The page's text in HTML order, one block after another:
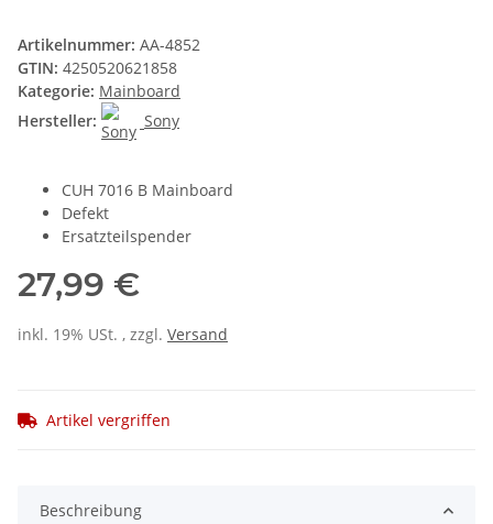
Artikelnummer: AA-4852
GTIN: 4250520621858
Kategorie: Mainboard
Hersteller:
Sony
CUH 7016 B Mainboard
Defekt
Ersatzteilspender
27,99 €
inkl. 19% USt. , zzgl. Versand
Artikel vergriffen
Beschreibung